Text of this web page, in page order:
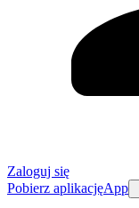
Zaloguj się
Pobierz aplikacjęApp